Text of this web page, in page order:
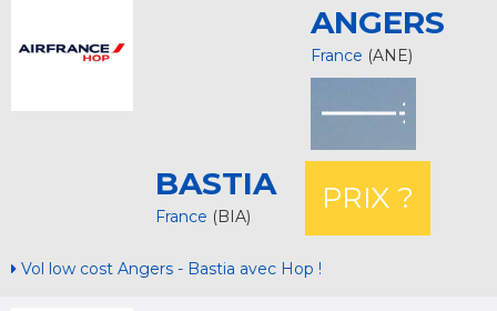
ANGERS
France (ANE)
BASTIA
France (BIA)
PRIX ?
Vol low cost Angers - Bastia avec Hop !